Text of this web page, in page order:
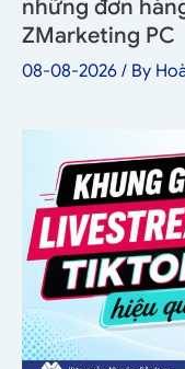
những đơn
ZMarketing PC
08-08-2026 / By